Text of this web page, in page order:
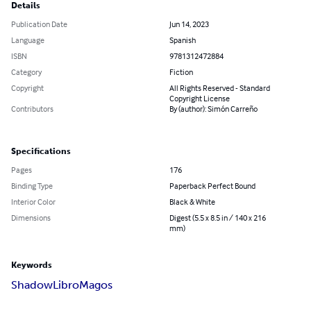
Details
Publication Date
Jun 14, 2023
Language
Spanish
ISBN
9781312472884
Category
Fiction
Copyright
All Rights Reserved - Standard
Copyright License
Contributors
By (author): Simón Carreño
Specifications
Pages
176
Binding Type
Paperback Perfect Bound
Interior Color
Black & White
Dimensions
Digest (5.5 x 8.5 in / 140 x 216
mm)
Keywords
ShadowLibroMagos